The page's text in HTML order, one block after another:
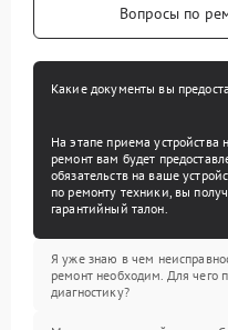
Вопросы по
Какие документы вы
На этапе приема
ремонт вам будет
обязательств на ваше
по ремонту техники, вы
гарантийный талон.
Я уже знаю в чем
ремонт необходим. Для чего
диагностику?